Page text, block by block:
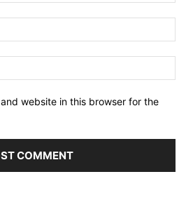
website in this browser for the